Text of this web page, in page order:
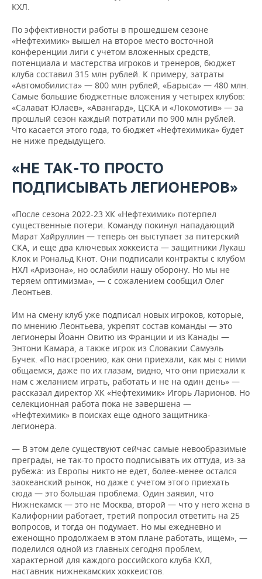
КХЛ.
По эффективности работы в прошедшем сезоне
«Нефтехимик» вышел на второе место восточной
конференции лиги с учетом вложенных средств,
потенциала и мастерства игроков и тренеров, бюджет
клуба составил 315 млн рублей. К примеру, затраты
«Автомобилиста» — 800 млн рублей, «Барыса» — 480 млн.
Самые большие бюджетные вложения у четырех клубов:
«Салават Юлаев», «Авангард», ЦСКА и «Локомотив» — за
прошлый сезон каждый потратили по 900 млн рублей.
Что касается этого года, то бюджет «Нефтехимика» будет
не ниже предыдущего.
«НЕ ТАК-ТО ПРОСТО
ПОДПИСЫВАТЬ ЛЕГИОНЕРОВ»
«После сезона 2022-23 ХК «Нефтехимик» потерпел
существенные потери. Команду покинул нападающий
Марат Хайруллин — теперь он выступает за питерский
СКА, и еще два ключевых хоккеиста — защитники Лукаш
Клок и Рональд Кнот. Они подписали контракты с клубом
НХЛ «Аризона», но ослабили нашу оборону. Но мы не
теряем оптимизма», — с сожалением сообщил Олег
Леонтьев.
Им на смену клуб уже подписал новых игроков, которые,
по мнению Леонтьева, укрепят состав команды — это
легионеры Йоанн Овитю из Франции и из Канады —
Энтони Камара, а также игрок из Словакии Самуэль
Бучек. «По настроению, как они приехали, как мы с ними
общаемся, даже по их глазам, видно, что они приехали к
нам с желанием играть, работать и не на один день» —
рассказал директор ХК «Нефтехимик» Игорь Ларионов. Но
селекционная работа пока не завершена —
«Нефтехимик» в поисках еще одного защитника-
легионера.
— В этом деле существуют сейчас самые невообразимые
преграды, не так-то просто подписывать их оттуда, из-за
рубежа: из Европы никто не едет, более-менее остался
заокеанский рынок, но даже с учетом этого приехать
сюда — это большая проблема. Один заявил, что
Нижнекамск — это не Москва, второй — что у него жена в
Калифорнии работает, третий попросил ответить на 25
вопросов, и тогда он подумает. Но мы ежедневно и
еженощно продолжаем в этом плане работать, ищем», —
поделился одной из главных сегодня проблем,
характерной для каждого российского клуба КХЛ,
наставник нижнекамских хоккеистов.